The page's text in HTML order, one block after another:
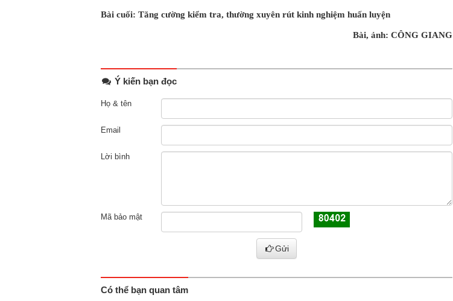
Bài cuối: Tăng cường kiểm tra, thường xuyên rút kinh nghiệm huấn luyện
Bài, ảnh: CÔNG GIANG
Ý kiến bạn đọc
Họ & tên
Email
Lời bình
Mã bảo mật
Gửi
Có thể bạn quan tâm